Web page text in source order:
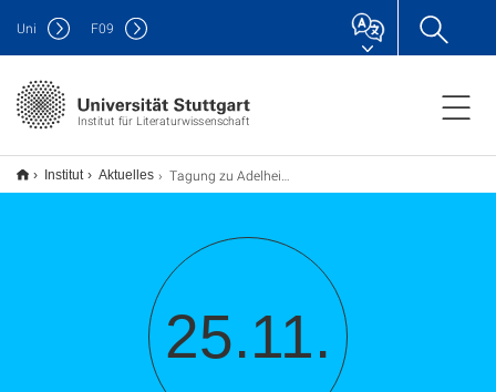
Institut für Literaturwissenschaft
Uni F09
Institut Aktuelles Tagung zu Adelheid Duvanel
25.11.